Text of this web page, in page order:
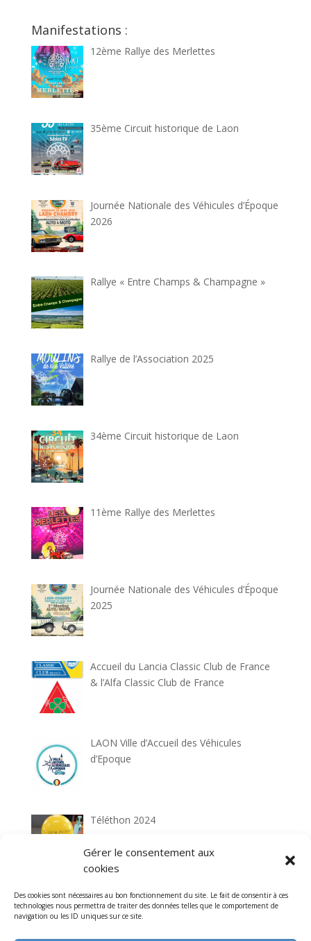
Gérer le consentement aux
cookies
Des cookies sont nécessaires au bon fonctionnement du site. Le fait de consentir à ces
technologies nous permettra de traiter des données telles que le comportement de
navigation ou les ID uniques sur ce site.
Manifestations :
12ème Rallye des Merlettes
35ème Circuit historique de Laon
Journée Nationale des Véhicules d’Époque
2026
Rallye « Entre Champs & Champagne »
Rallye de l’Association 2025
34ème Circuit historique de Laon
11ème Rallye des Merlettes
Journée Nationale des Véhicules d’Époque
2025
Accueil du Lancia Classic Club de France
& l’Alfa Classic Club de France
LAON Ville d’Accueil des Véhicules
d’Epoque
Téléthon 2024
Rallye de l’Association 2024